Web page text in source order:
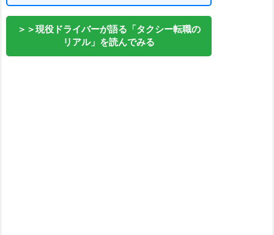
＞＞現役ドライバーが語る「タクシー転職の
リアル」を読んでみる